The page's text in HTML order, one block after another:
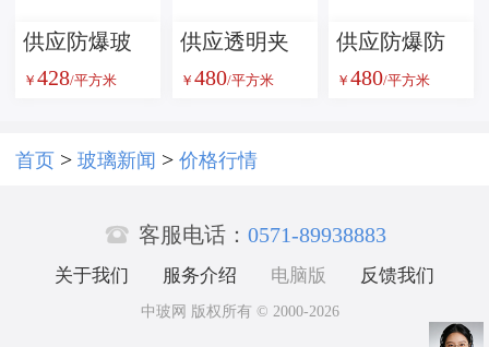
供应防爆玻
璃
￥ 428/平方米
供应透明夹
丝防爆防火
丝玻璃，防
火玻璃
￥ 480/平方米
供应防爆防
火玻璃
￥ 480/平方米
首页 > 玻璃新闻 > 价格行情
 客服电话： 0571-89938883
关于我们 服务介绍 电脑版 反馈我们
中玻网 版权所有 © 2000-2026